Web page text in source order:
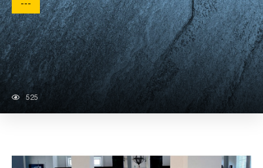
---
525